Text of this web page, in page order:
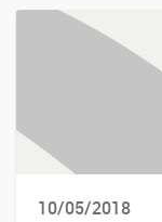
10/05/2018